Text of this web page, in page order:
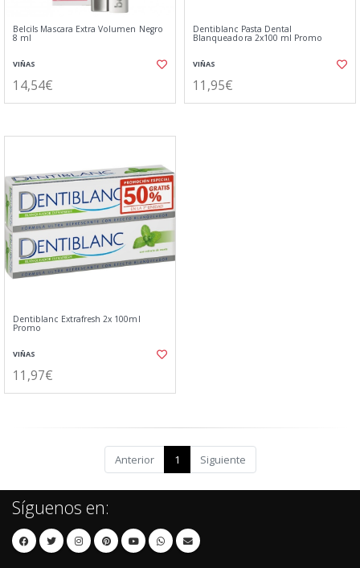
Belcils Mascara Extra Volumen Negro
8 ml
VIÑAS
14,54€
Dentiblanc Pasta Dental
Blanqueadora 2x100 ml Promo
VIÑAS
11,95€
Dentiblanc Extrafresh 2x 100ml
Promo
VIÑAS
11,97€
Anterior 1 Siguiente
Síguenos en: